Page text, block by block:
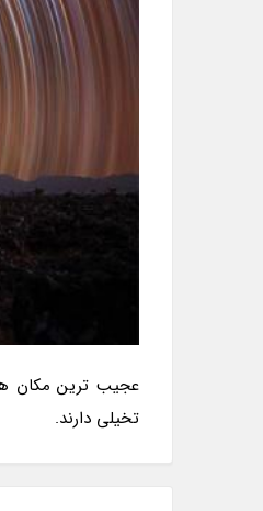
عجیب ترین مکان
تخیلی دارند.